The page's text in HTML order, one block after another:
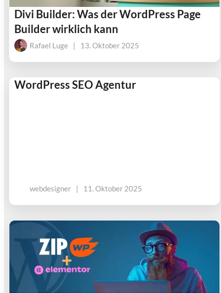
Divi Builder: Was der WordPress Page
Builder wirklich kann
Rafael Luge | 13. Oktober 2025
WordPress SEO Agentur
webdesigner | 11. Oktober 2025